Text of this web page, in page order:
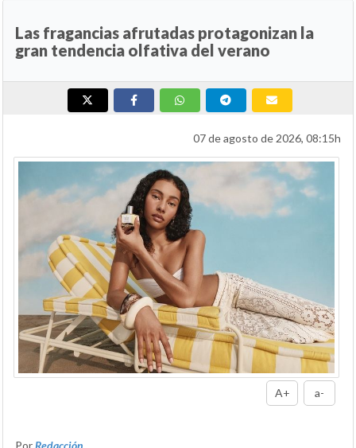
Las fragancias afrutadas protagonizan la
gran tendencia olfativa del verano
07 de agosto de 2026, 08:15h
A+ a-
PorRedacción